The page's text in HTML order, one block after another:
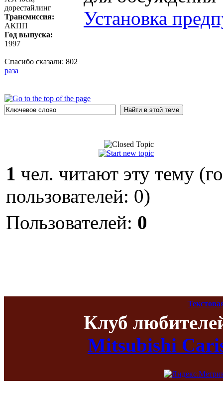
дорестайлинг
Трансмиссия:
АКПП
Год выпуска:
1997
Спасибо сказали: 802
раза
Установка
1 чел. читают эту тему
пользователей: 0)
Пользователей: 0
Клуб
Mitsubishi